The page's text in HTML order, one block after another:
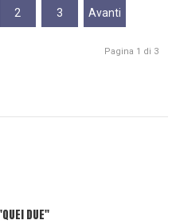
2 3 Avanti
Pagina 1 di 3
DUE"